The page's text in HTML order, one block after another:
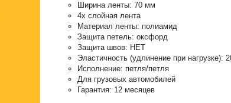
Ширина ленты: 70 мм
4х слойная лента
Материал ленты: полиамид
Защита петель: оксфорд
Защита швов: НЕТ
Эластичность (удлинение при нагрузке):
Исполнение: петля/петля
Для грузовых автомобилей
Гарантия: 12 месяцев